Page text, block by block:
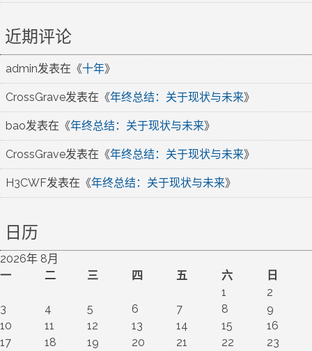
近期评论
admin发表在《十年》
CrossGrave发表在《年终总结：关于现状与未来》
bao发表在《年终总结：关于现状与未来》
CrossGrave发表在《年终总结：关于现状与未来》
H3CWF发表在《年终总结：关于现状与未来》
日历
2026年 8月
一
二 三 四 五 六
日
1
2
3
4 5 6 7 8
9
10
11 12 13 14 15
16
17
18 19 20 21 22
23